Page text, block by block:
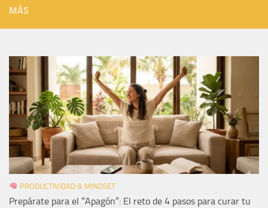
MÁS
PRODUCTIVIDAD & MINDSET
Prepárate para el “Apagón”: El reto de 4 pasos para curar tu